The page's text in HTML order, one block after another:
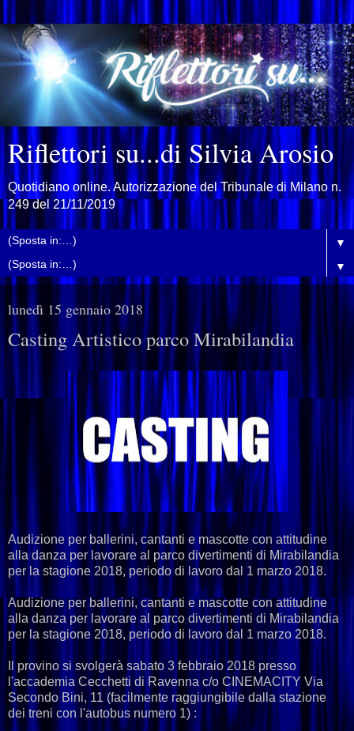
Riflettori su...di Silvia Arosio
Quotidiano online. Autorizzazione del Tribunale di Milano n.
249 del 21/11/2019
▼
▼
lunedì 15 gennaio 2018
Casting Artistico parco Mirabilandia
Audizione per ballerini, cantanti e mascotte con attitudine
alla danza per lavorare al parco divertimenti di Mirabilandia
per la stagione 2018, periodo di lavoro dal 1 marzo 2018.
Audizione per ballerini, cantanti e mascotte con attitudine
alla danza per lavorare al parco divertimenti di Mirabilandia
per la stagione 2018, periodo di lavoro dal 1 marzo 2018.
Il provino si svolgerà sabato 3 febbraio 2018 presso
l'accademia Cecchetti di Ravenna c/o CINEMACITY Via
Secondo Bini, 11 (facilmente raggiungibile dalla stazione
dei treni con l'autobus numero 1) :